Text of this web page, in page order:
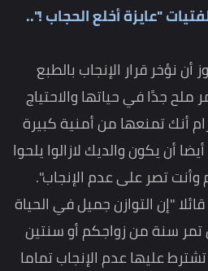
"عايزة أخلع الحجاب !"..
أن نؤخر قرار الإنجاب بالطبع
ملح جدًا في حياتها والاحتياج
أنك تمنعها من أمنية كبيرة
أن يكون والديك لازالوا يلحوا
تصر على عدم الإنجاب".
"إن التوازن جميل في الحياة
تمر سنة من زواجكم أو سنتين
عليها عدم الإنجاب تماما